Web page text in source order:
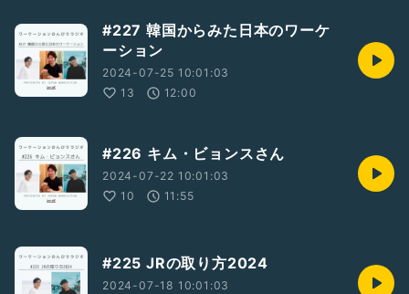
#227 韓国からみた日本のワーケ
ーション
2024-07-25 10:01:03
13
12:00
#226 キム・ビョンスさん
2024-07-22 10:01:03
10
11:55
#225 JRの取り方2024
2024-07-18 10:01:03